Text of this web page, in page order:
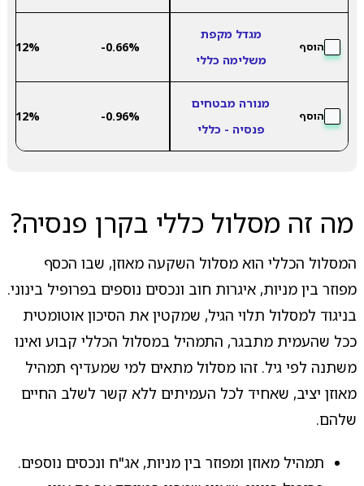
הוסף
מגדל מקפת
משלימה כללי
-0.66%
6.12%
הוסף
מנורה מבטחים
פנסיה - כללי
-0.96%
6.12%
מה זה מסלול כללי בקרן פנסיה?
המסלול הכללי הוא מסלול השקעה מאוזן, שבו הכסף
מפוזר בין מניות, איגרות חוב ונכסים נוספים בפרופיל בינוני.
בניגוד למסלול תלוי הגיל, שמקטין את הסיכון אוטומטית
ככל שהעמית מתבגר, התמהיל במסלול הכללי קבוע ואינו
משתנה לפי גיל. זהו מסלול מתאים למי שמעדיף תמהיל
מאוזן יציב, שאחיד לכל העמיתים ללא קשר לשלב החיים
שלהם.
תמהיל מאוזן ומפוזר בין מניות, אג"ח ונכסים נוספים.